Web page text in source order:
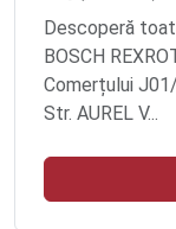
Descoperă
BOSCH
Comerțului
Str. AUREL V...